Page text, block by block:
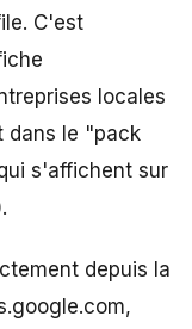
C'est
locales
dans le "pack
s'affichent sur
depuis la